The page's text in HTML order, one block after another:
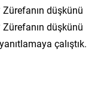
düşkünü
düşkünü
çalıştık.